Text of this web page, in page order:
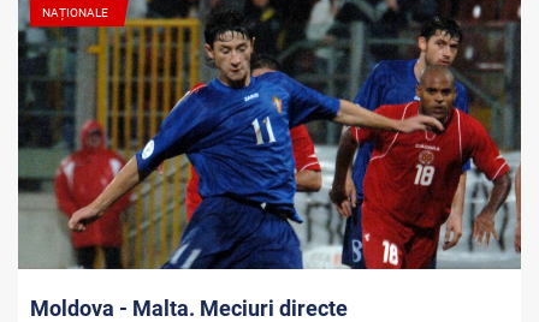
NAȚIONALE
Moldova - Malta. Meciuri directe